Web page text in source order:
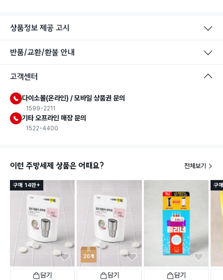
상품정보 제공 고시
반품/교환/환불 안내
고객센터
다이소몰(온라인) / 모바일 상품권 문의
1599-2211
기타 오프라인 매장 문의
1522-4400
이런 주방세제 상품은 어때요? 전체보기
구매 14만+
담기
20개
담기 담기
구